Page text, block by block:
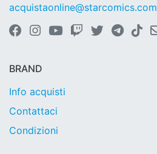
acquistaonline@starcomics.com
BRAND
Info acquisti
Contattaci
Condizioni